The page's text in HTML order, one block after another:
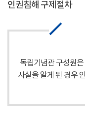
인권침해 구제절차
독립기념관 구성원
사실을 알게 된 경우